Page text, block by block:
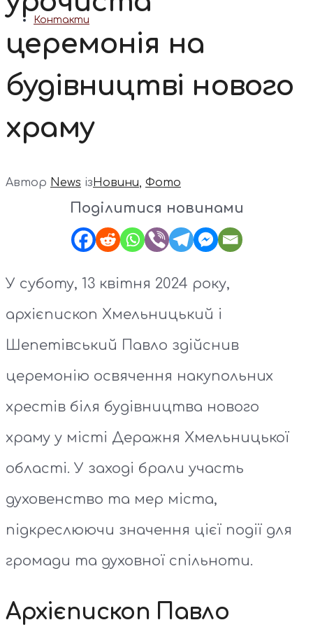
Контакти
церемонія на
будівництві нового
храму
Автор News ізНовини, Фото
Поділитися новинами
У суботу, 13 квітня 2024 року,
архієпископ Хмельницький і
Шепетівський Павло здійснив
церемонію освячення накупольних
хрестів біля будівництва нового
храму у місті Деражня Хмельницької
області. У заході брали участь
духовенство та мер міста,
підкреслюючи значення цієї події для
громади та духовної спільноти.
Архієпископ Павло